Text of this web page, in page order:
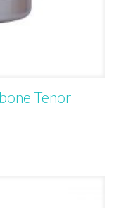
Tenor